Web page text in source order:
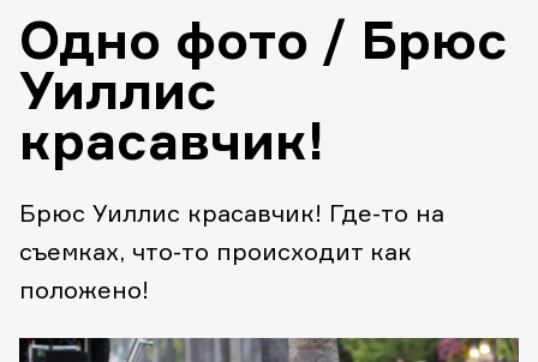
Одно фото / Брюс
Уиллис
красавчик!
Брюс Уиллис красавчик! Где-то на
съемках, что-то происходит как
положено!